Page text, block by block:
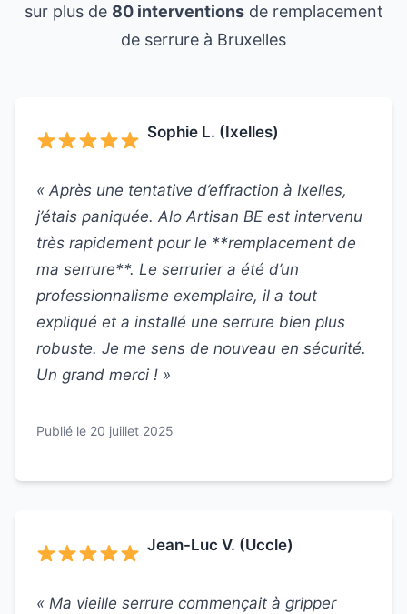
sur plus de 80 interventionsde remplacement
de serrure à Bruxelles
Sophie L. (Ixelles)
« Après une tentative d’effraction à Ixelles,
j’étais paniquée. Alo Artisan BE est intervenu
très rapidement pour le **remplacement de
ma serrure**. Le serrurier a été d’un
professionnalisme exemplaire, il a tout
expliqué et a installé une serrure bien plus
robuste. Je me sens de nouveau en sécurité.
Un grand merci ! »
Publié le 20 juillet 2025
Jean-Luc V. (Uccle)
« Ma vieille serrure commençait à gripper